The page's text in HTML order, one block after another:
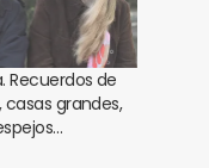
Recuerdos de
grandes,